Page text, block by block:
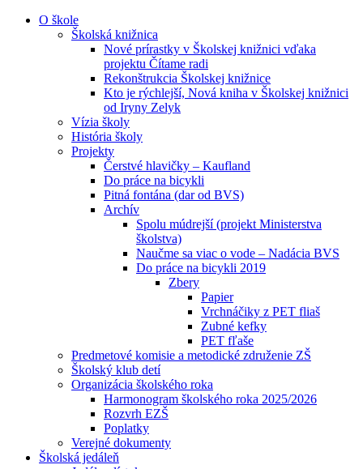
O škole
Školská knižnica
Nové prírastky v Školskej knižnici vďaka
projektu Čítame radi
Rekonštrukcia Školskej knižnice
Kto je rýchlejší, Nová kniha v Školskej knižnici
od Iryny Zelyk
Vízia školy
História školy
Projekty
Čerstvé hlavičky – Kaufland
Do práce na bicykli
Pitná fontána (dar od BVS)
Archív
Spolu múdrejší (projekt Ministerstva
školstva)
Naučme sa viac o vode – Nadácia BVS
Do práce na bicykli 2019
Zbery
Papier
Vrchnáčiky z PET fliaš
Zubné kefky
PET fľaše
Predmetové komisie a metodické združenie ZŠ
Školský klub detí
Organizácia školského roka
Harmonogram školského roka 2025/2026
Rozvrh EZŠ
Poplatky
Verejné dokumenty
Školská jedáleň